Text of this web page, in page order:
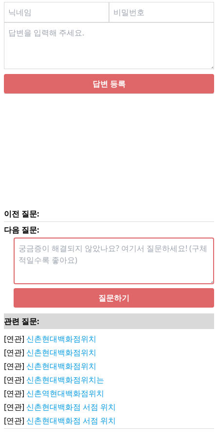
답변 등록
이전 질문:
다음 질문:
질문하기
관련 질문:
[연관] 신촌현대백화점위치
[연관] 신촌현대백화점위치
[연관] 신촌현대백화점위치
[연관] 신촌현대백화점위치는
[연관] 신촌역현대백화점위치
[연관] 신촌현대백화점 서점 위치
[연관] 신촌현대백화점 서점 위치